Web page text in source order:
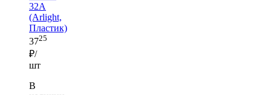
32A
(Arlight,
Пластик)
3725
₽/
шт
В